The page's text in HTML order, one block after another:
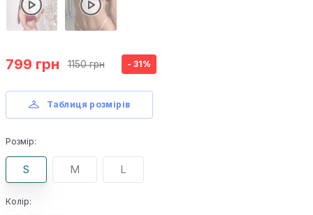
799 грн 1150 грн - 31%
Таблиця розмірів
Розмір:
S M L
Колір: